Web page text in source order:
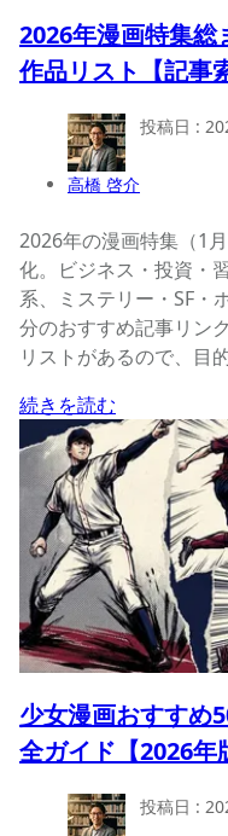
2026年漫画特集総
作品リスト【記事
高橋 啓介
投稿日 :
2026年の漫画特集（1
化。ビジネス・投資・
系、ミステリー・SF・
分のおすすめ記事リン
リストがあるので、目
続きを読む
少女漫画おすすめ
全ガイド【2026年
投稿日 :